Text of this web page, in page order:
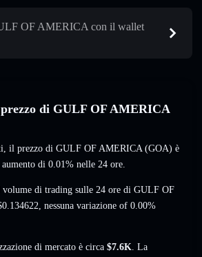
OF AMERICA con il wallet
di GULF OF AMERICA
il prezzo di GULF OF AMERICA (GOA) è
aumento di 0.01% nelle 24 ore.
di trading sulle 24 ore di GULF OF
, nessuna variazione of 0.00%
di mercato è circa $7.6K. La